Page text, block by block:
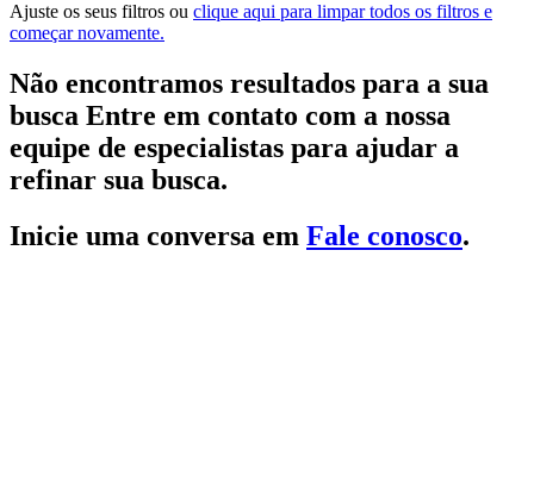
Ajuste os seus filtros ou clique aqui para limpar todos os filtros e
começar novamente.
Não encontramos resultados para a sua
busca Entre em contato com a nossa
equipe de especialistas para ajudar a
refinar sua busca.
Inicie uma conversa em Fale conosco.